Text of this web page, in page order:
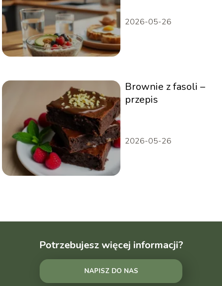
2026-05-26
Brownie z fasoli –
przepis
2026-05-26
Potrzebujesz więcej informacji?
NAPISZ DO NAS